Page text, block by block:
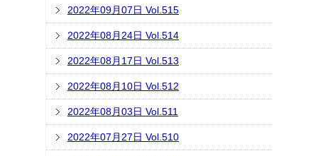
2022年09月07日 Vol.515
2022年08月24日 Vol.514
2022年08月17日 Vol.513
2022年08月10日 Vol.512
2022年08月03日 Vol.511
2022年07月27日 Vol.510